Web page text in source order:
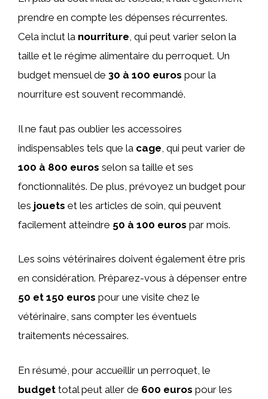
prendre en compte les dépenses récurrentes.
Cela inclut la nourriture, qui peut varier selon la
taille et le régime alimentaire du perroquet. Un
budget mensuel de 30 à 100 euros pour la
nourriture est souvent recommandé.
Il ne faut pas oublier les accessoires
indispensables tels que la cage , qui peut varier de
100 à 800 euros selon sa taille et ses
fonctionnalités. De plus, prévoyez un budget pour
les jouets et les articles de soin, qui peuvent
facilement atteindre 50 à 100 euros par mois.
Les soins vétérinaires doivent également être pris
en considération. Préparez-vous à dépenser entre
50 et 150 euros pour une visite chez le
vétérinaire, sans compter les éventuels
traitements nécessaires.
En résumé, pour accueillir un perroquet, le
budget total peut aller de 600 euros pour les